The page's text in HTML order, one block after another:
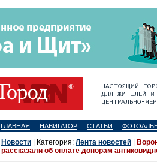
ГЛАВНАЯ НАВИГАТОР СТАТЬИ
Новости | Категория: Лента новостей
рассказали об оплате донорам